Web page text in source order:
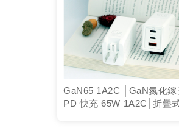
GaN65 1A2C │GaN氮化鎵
PD 快充 65W 1A2C│折疊